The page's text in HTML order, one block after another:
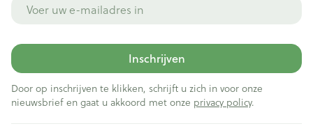
Inschrijven
Door op inschrijven te klikken, schrijft u zich in voor onze
nieuwsbrief en gaat u akkoord met onze privacy policy.